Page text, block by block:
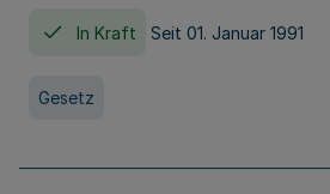
In Kraft Seit 01. Januar 1991
Gesetz